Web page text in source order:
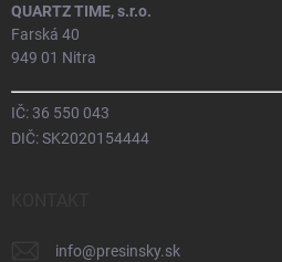
QUARTZ TIME, s.r.o.
Farská 40
949 01 Nitra
IČ: 36 550 043
DIČ: SK2020154444
info@presinsky.sk